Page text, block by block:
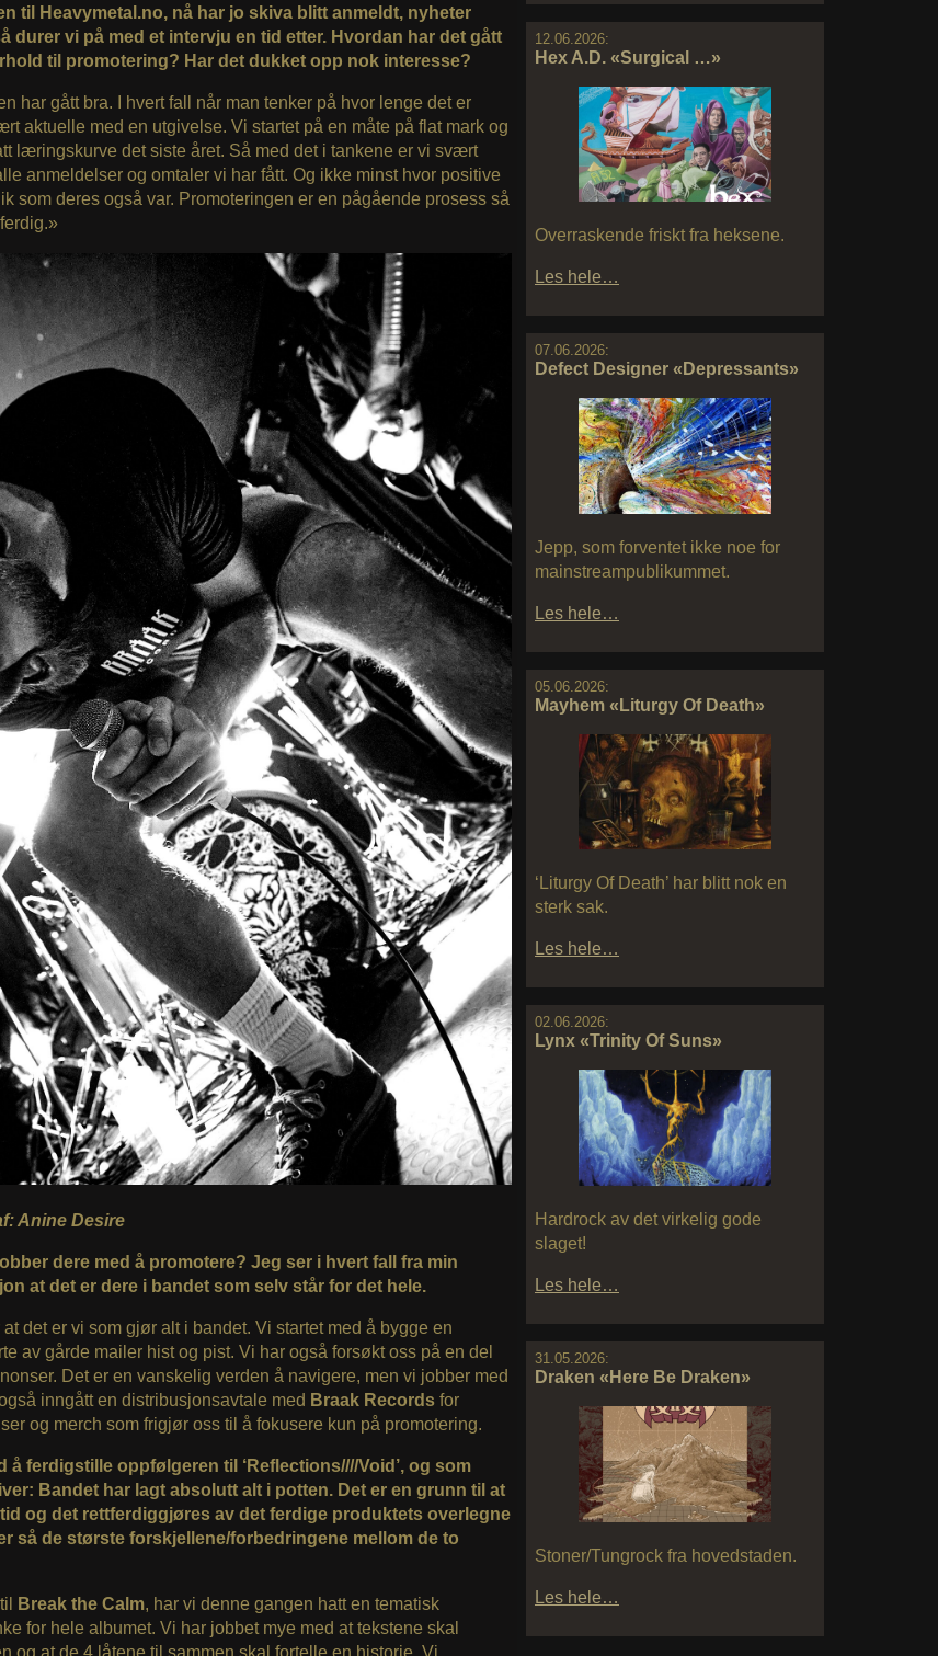
12.06.2026:
Hex A.D. «Surgical …»
Overraskende friskt fra heksene.
Les hele…
07.06.2026:
Defect Designer «Depressants»
Jepp, som forventet ikke noe for
mainstreampublikummet.
Les hele…
05.06.2026:
Mayhem «Liturgy Of Death»
‘Liturgy Of Death’ har blitt nok en
sterk sak.
Les hele…
02.06.2026:
Lynx «Trinity Of Suns»
Hardrock av det virkelig gode
slaget!
Les hele…
31.05.2026:
Draken «Here Be Draken»
Stoner/Tungrock fra hovedstaden.
Les hele…
til Heavymetal.no, nå har jo skiva blitt anmeldt, nyheter
durer vi på med et intervju en tid etter. Hvordan har det gått
til promotering? Har det dukket opp nok interesse?
har gått bra. I hvert fall når man tenker på hvor lenge det er
aktuelle med en utgivelse. Vi startet på en måte på flat mark og
læringskurve det siste året. Så med det i tankene er vi svært
anmeldelser og omtaler vi har fått. Og ikke minst hvor positive
som deres også var. Promoteringen er en pågående prosess så
Anine Desire
dere med å promotere? Jeg ser i hvert fall fra min
at det er dere i bandet som selv står for det hele.
det er vi som gjør alt i bandet. Vi startet med å bygge en
av gårde mailer hist og pist. Vi har også forsøkt oss på en del
Det er en vanskelig verden å navigere, men vi jobber med
inngått en distribusjonsavtale med Braak Recordsfor
og merch som frigjør oss til å fokusere kun på promotering.
å ferdigstille oppfølgeren til ‘Reflections////Void’, og som
Bandet har lagt absolutt alt i potten. Det er en grunn til at
og det rettferdiggjøres av det ferdige produktets overlegne
så de største forskjellene/forbedringene mellom de to
Break the Calm, har vi denne gangen hatt en tematisk
for hele albumet. Vi har jobbet mye med at tekstene skal
og at de 4 låtene til sammen skal fortelle en historie. Vi